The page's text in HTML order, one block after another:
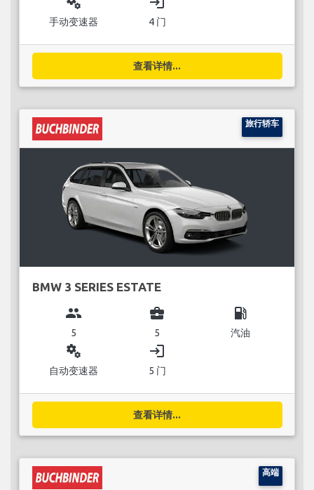
手动变速器 4 门
查看详情...
旅行轿车
BMW 3 SERIES ESTATE
group
5
business_center
5
local_gas_station
汽油
miscellaneous_services
自动变速器
login
5 门
查看详情...
高端